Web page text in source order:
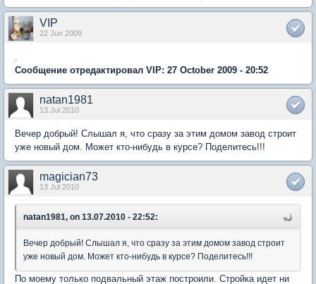
VIP
22 Jun 2009
.
Сообщение отредактировал VIP: 27 October 2009 - 20:52
natan1981
13 Jul 2010
Вечер добрый! Слышал я, что сразу за этим домом завод строит
уже новый дом. Может кто-нибудь в курсе? Поделитесь!!!
magician73
13 Jul 2010
natan1981, on 13.07.2010 - 22:52:
Вечер добрый! Слышал я, что сразу за этим домом завод строит
уже новый дом. Может кто-нибудь в курсе? Поделитесь!!!
По моему только подвальный этаж построили. Стройка идет ни